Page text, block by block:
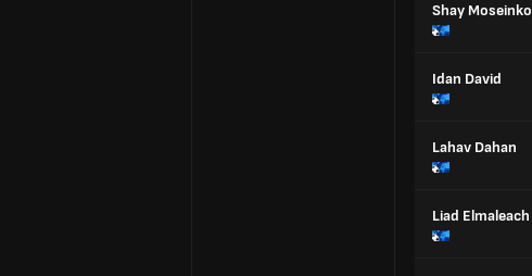
Shay Moseinko
Idan David
Lahav Dahan
Liad Elmaleach